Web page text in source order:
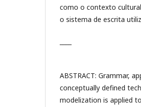
como o contexto
o sistema de escrita
ABSTRACT: Grammar,
conceptually defined
modelization is applied